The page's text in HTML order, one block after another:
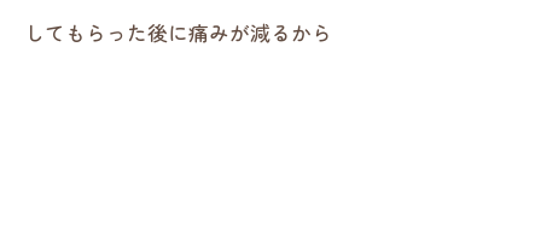
してもらった後に痛みが減るから